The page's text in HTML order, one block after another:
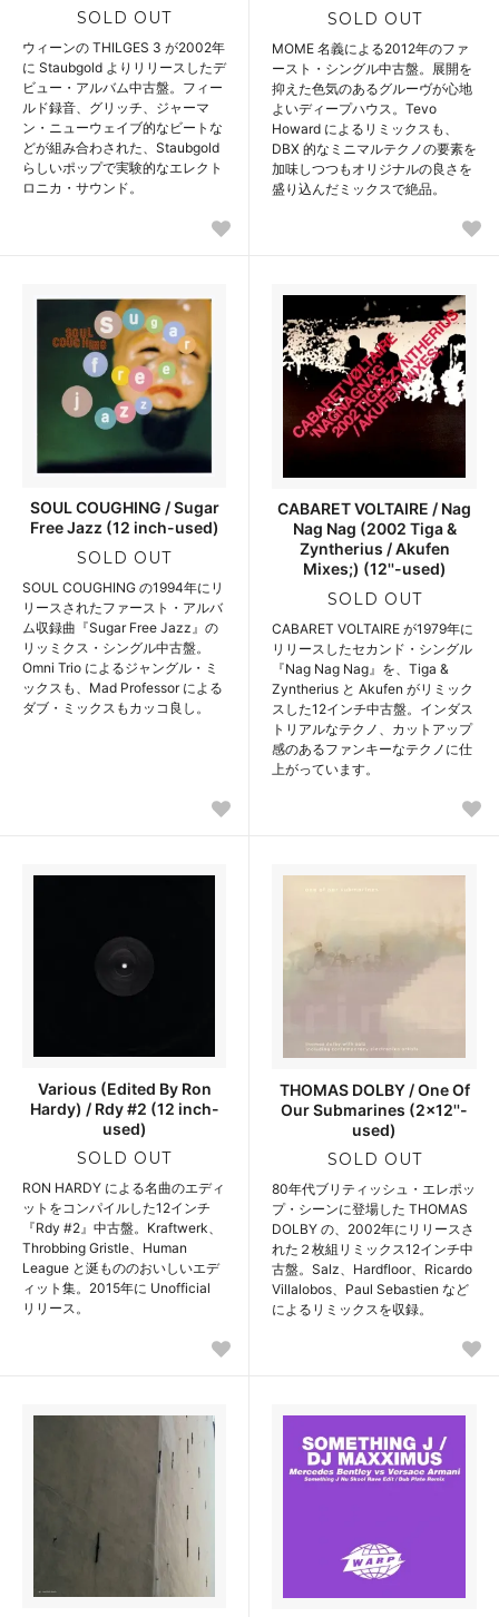
SOLD OUT
ウィーンの THILGES 3 が2002年
に Staubgold よりリリースしたデ
ビュー・アルバム中古盤。フィー
ルド録音、グリッチ、ジャーマ
ン・ニューウェイブ的なビートな
どが組み合わされた、Staubgold
らしいポップで実験的なエレクト
ロニカ・サウンド。
SOLD OUT
MOME 名義による2012年のファ
ースト・シングル中古盤。展開を
抑えた色気のあるグルーヴが心地
よいディープハウス。Tevo
Howard によるリミックスも、
DBX 的なミニマルテクノの要素を
加味しつつもオリジナルの良さを
盛り込んだミックスで絶品。
SOUL COUGHING / Sugar
Free Jazz (12 inch-used)
SOLD OUT
SOUL COUGHING の1994年にリ
リースされたファースト・アルバ
ム収録曲『Sugar Free Jazz』の
リッミクス・シングル中古盤。
Omni Trio によるジャングル・ミ
ックスも、Mad Professor による
ダブ・ミックスもカッコ良し。
CABARET VOLTAIRE / Nag
Nag Nag (2002 Tiga &
Zyntherius / Akufen
Mixes;) (12''-used)
SOLD OUT
CABARET VOLTAIRE が1979年に
リリースしたセカンド・シングル
『Nag Nag Nag』を、Tiga &
Zyntherius と Akufen がリミック
スした12インチ中古盤。インダス
トリアルなテクノ、カットアップ
感のあるファンキーなテクノに仕
上がっています。
Various (Edited By Ron
Hardy) / Rdy #2 (12 inch-
used)
SOLD OUT
RON HARDY による名曲のエディ
ットをコンパイルした12インチ
『Rdy #2』中古盤。Kraftwerk、
Throbbing Gristle、Human
League と涎もののおいしいエデ
ィット集。2015年に Unofficial
リリース。
THOMAS DOLBY / One Of
Our Submarines (2x12''-
used)
SOLD OUT
80年代ブリティッシュ・エレポッ
プ・シーンに登場した THOMAS
DOLBY の、2002年にリリースさ
れた２枚組リミックス12インチ中
古盤。Salz、Hardfloor、Ricardo
Villalobos、Paul Sebastien など
によるリミックスを収録。